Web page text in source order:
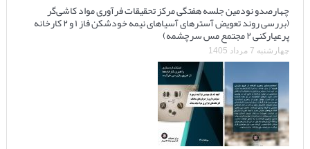
چهارصدو نودمین جلسه هفتگی مرکز تحقیقات فرآوری مواد کاشی‌گر
(بررسی روند تعویض آسترهای آسیاهای نیمه خودشکن فاز ۱ و ۲ کارخانه
پرعیارکنی ۲ مجتمع مس سرچشمه)
چهارشنبه 7 مرداد 1405